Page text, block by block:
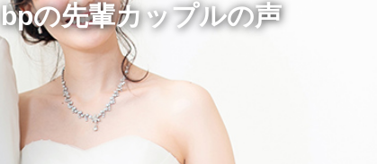
bpの先輩カップルの声